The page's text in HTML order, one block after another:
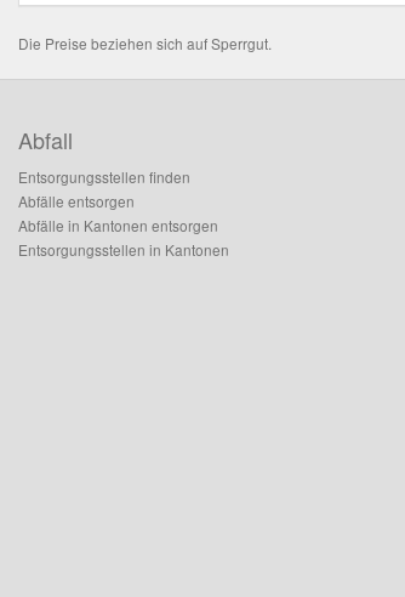
Die Preise beziehen sich auf Sperrgut.
Abfall
Entsorgungsstellen finden
Abfälle entsorgen
Abfälle in Kantonen entsorgen
Entsorgungsstellen in Kantonen